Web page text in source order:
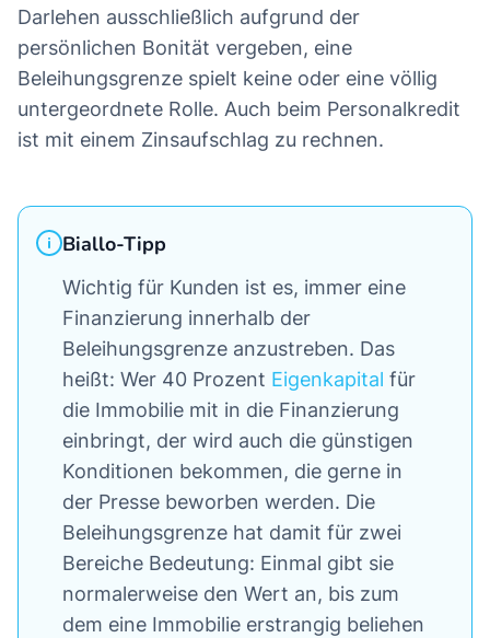
Darlehen ausschließlich aufgrund der
persönlichen Bonität vergeben, eine
Beleihungsgrenze spielt keine oder eine völlig
untergeordnete Rolle. Auch beim Personalkredit
ist mit einem Zinsaufschlag zu rechnen.
Biallo-Tipp
Wichtig für Kunden ist es, immer eine
Finanzierung innerhalb der
Beleihungsgrenze anzustreben. Das
heißt: Wer 40 Prozent Eigenkapital für
die Immobilie mit in die Finanzierung
einbringt, der wird auch die günstigen
Konditionen bekommen, die gerne in
der Presse beworben werden. Die
Beleihungsgrenze hat damit für zwei
Bereiche Bedeutung: Einmal gibt sie
normalerweise den Wert an, bis zum
dem eine Immobilie erstrangig beliehen